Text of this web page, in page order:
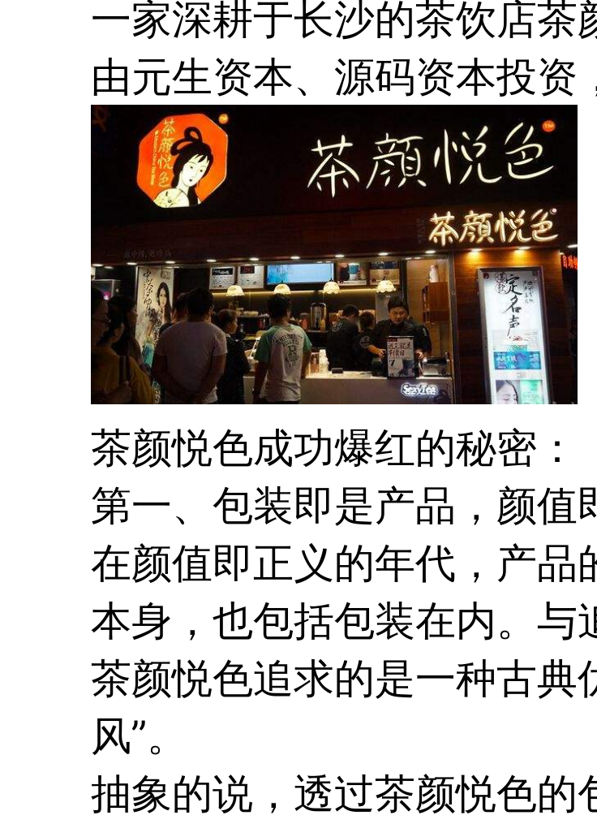
一家深耕于长沙的茶饮店茶
由元生资本、源码资本投资
茶颜悦色成功爆红的秘密：
第一、包装即是产品，颜
在颜值即正义的年代，产品
本身，也包括包装在内。与
茶颜悦色追求的是一种古典
风”。
抽象的说，透过茶颜悦色的